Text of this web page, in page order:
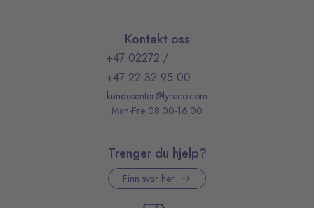
Kontakt oss
+47 02272 /
+47 22 32 95 00
kundesenter@lyreco.com
Man-Fre 08:00-16:00
Trenger du hjelp?
Finn svar her